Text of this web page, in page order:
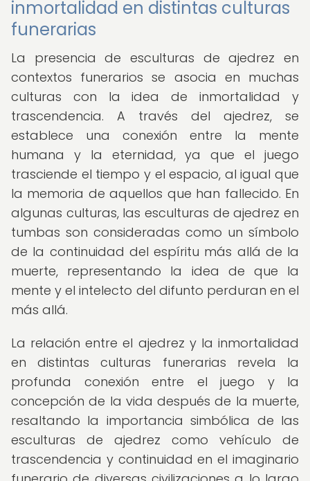
inmortalidad en distintas culturas
funerarias
La presencia de esculturas de ajedrez en
contextos funerarios se asocia en muchas
culturas con la idea de inmortalidad y
trascendencia. A través del ajedrez, se
establece una conexión entre la mente
humana y la eternidad, ya que el juego
trasciende el tiempo y el espacio, al igual que
la memoria de aquellos que han fallecido. En
algunas culturas, las esculturas de ajedrez en
tumbas son consideradas como un símbolo
de la continuidad del espíritu más allá de la
muerte, representando la idea de que la
mente y el intelecto del difunto perduran en el
más allá.
La relación entre el ajedrez y la inmortalidad
en distintas culturas funerarias revela la
profunda conexión entre el juego y la
concepción de la vida después de la muerte,
resaltando la importancia simbólica de las
esculturas de ajedrez como vehículo de
trascendencia y continuidad en el imaginario